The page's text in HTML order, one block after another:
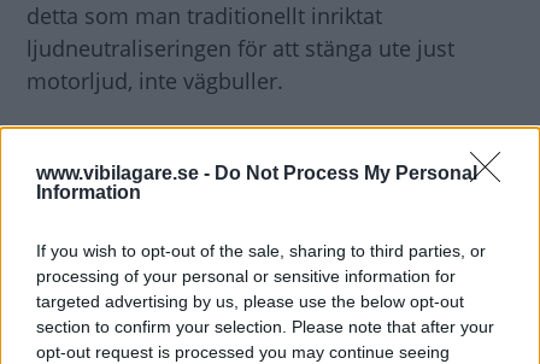
www.vibilagare.se - Do Not Process My Personal
Information
If you wish to opt-out of the sale, sharing to third parties, or
processing of your personal or sensitive information for
targeted advertising by us, please use the below opt-out
section to confirm your selection. Please note that after your
opt-out request is processed you may continue seeing
detta som man traditionellt inriktat
ljudneutraliseringen för att stänga ute just
motorljud, inte vägbuller.
utvecklat något de kallar
Road-noise Active Noise Control, förkortat
bullernivån inne i kupén med 3 decibel – vilket
enligt Hyundai betyder att hälften av oljudet
försvinner.